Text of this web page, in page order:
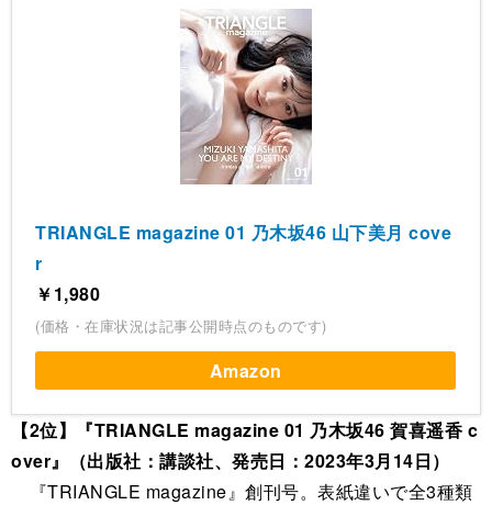
TRIANGLE magazine 01 乃木坂46 山下美月 cove
r
￥1,980
(価格・在庫状況は記事公開時点のものです)
Amazon
【2位】『TRIANGLE magazine 01 乃木坂46 賀喜遥香 c
over』（出版社：講談社、発売日：2023年3月14日）
『TRIANGLE magazine』創刊号。表紙違いで全3種類